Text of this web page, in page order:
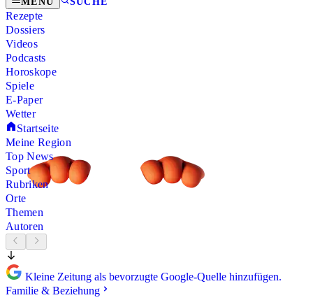
Rezepte
Dossiers
Videos
Podcasts
Horoskope
Spiele
E-Paper
Wetter
Startseite
Meine Region
Top News
Sport
Rubriken
Orte
Themen
Autoren
Kleine Zeitung als bevorzugte Google-Quelle hinzufügen.
Familie & Beziehung